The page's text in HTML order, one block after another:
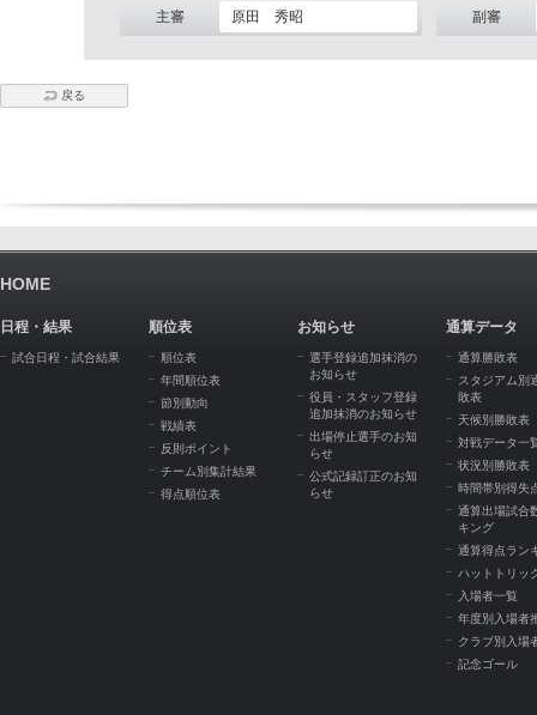
主審 原田 秀昭 副審
戻る
HOME
日程・結果
試合日程・試合結果
順位表
順位表
年間順位表
節別動向
戦績表
反則ポイント
チーム別集計結果
得点順位表
お知らせ
選手登録追加抹消の
お知らせ
役員・スタッフ登録
追加抹消のお知らせ
出場停止選手のお知
らせ
公式記録訂正のお知
らせ
通算データ
通算勝敗表
スタジアム別
敗表
天候別勝敗表
対戦データ一
状況別勝敗表
時間帯別得失
通算出場試合
キング
通算得点ラン
ハットトリッ
入場者一覧
年度別入場者
クラブ別入場
記念ゴール